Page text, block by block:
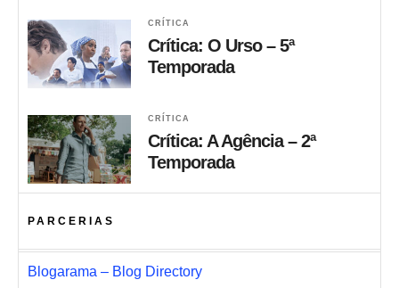
CRÍTICA
Crítica: O Urso – 5ª
Temporada
CRÍTICA
Crítica: A Agência – 2ª
Temporada
PARCERIAS
Blogarama – Blog Directory